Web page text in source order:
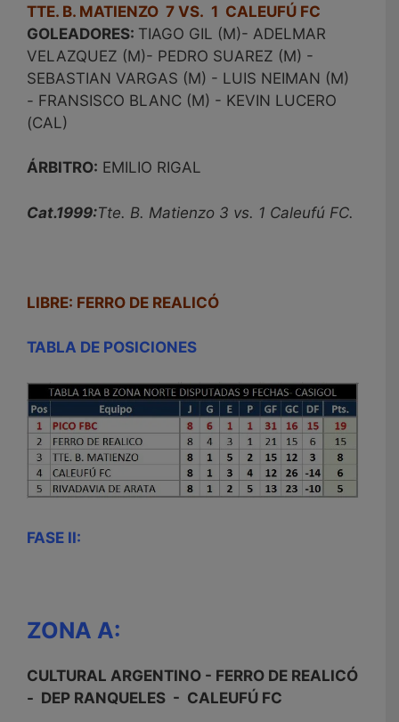
TTE. B. MATIENZO 7 VS. 1 CALEUFÚ FC
GOLEADORES: TIAGO GIL (M)- ADELMAR
VELAZQUEZ (M)- PEDRO SUAREZ (M) -
SEBASTIAN VARGAS (M) - LUIS NEIMAN (M)
- FRANSISCO BLANC (M) - KEVIN LUCERO
(CAL)
ÁRBITRO: EMILIO RIGAL
Cat.1999:Tte. B. Matienzo 3 vs. 1 Caleufú FC.
LIBRE: FERRO DE REALICÓ
TABLA DE POSICIONES
FASE II:
ZONA A:
CULTURAL ARGENTINO - FERRO DE REALICÓ
- DEP RANQUELES - CALEUFÚ FC